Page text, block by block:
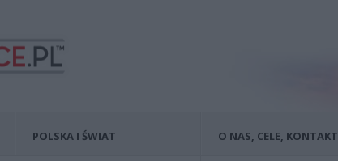
POLSKA I ŚWIAT O NAS, CELE, KONTAKT